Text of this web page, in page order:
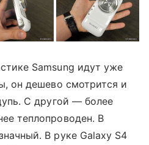
Samsung идут уже
он дешево смотрится и
С другой — более
теплопроводен. В
В руке Galaxy S4